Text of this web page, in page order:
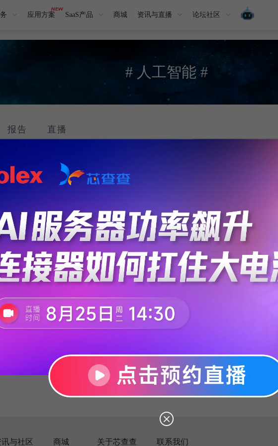
应用方案 SaaS产品 商城 资讯与直播 论坛社区
# 人工智能 #
报告 直播
没有找到相关信息
讯与社区 商城 关于芯查查 联系我们